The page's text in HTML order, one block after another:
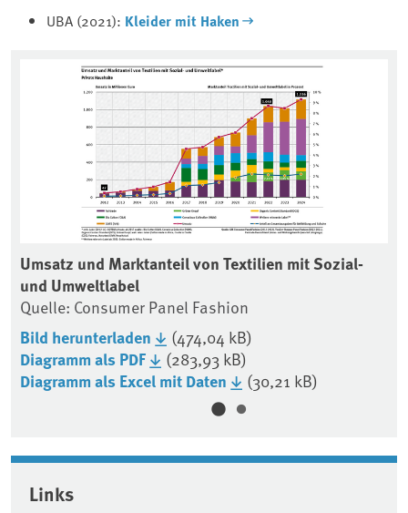
UBA (2021): Kleider mit Haken
Umsatz und Marktanteil von Textilien mit Sozial-
und Umweltlabel
Quelle: Consumer Panel Fashion
Bild herunterladen (474,04 kB)
Diagramm als PDF (283,93 kB)
Diagramm als Excel mit Daten (30,21 kB)
Associated content
Links